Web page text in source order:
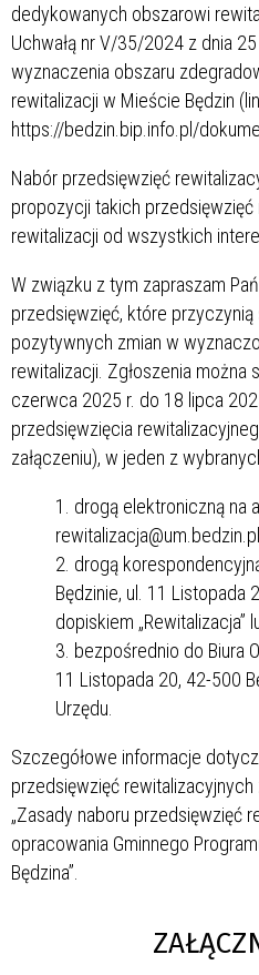
dedykowanych obszarowi
Uchwałą nr V/35/2024 z dnia
wyznaczenia obszaru
rewitalizacji w Mieście Będzin
https://bedzin.bip.info.pl/
Nabór przedsięwzięć
propozycji takich
rewitalizacji od wszystkich
W związku z tym zapraszam
przedsięwzięć, które przyczynią
pozytywnych zmian w
rewitalizacji. Zgłoszenia można
czerwca 2025 r. do 18 lipca
przedsięwzięcia
załączeniu), w jeden z
drogą elektroniczną na
drogą
Będzinie, ul. 11 Listopada
dopiskiem „Rewitalizacja”
bezpośrednio do Biura
11 Listopada 20, 42-500
Urzędu.
Szczegółowe informacje
przedsięwzięć rewitalizacyjnych
„Zasady naboru przedsięwzięć
opracowania Gminnego
Będzina”.